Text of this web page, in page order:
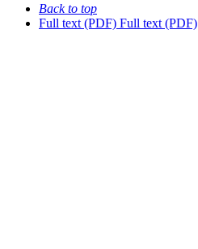
Back to top
Full text (PDF) Full text (PDF)